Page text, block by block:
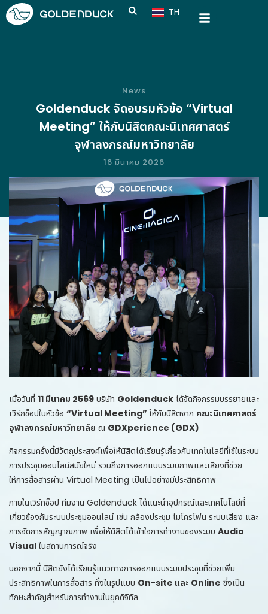
TH
CN
News
Goldenduck จัดอบรมหัวข้อ “Virtual
Meeting” ให้กับนิสิตคณะนิเทศศาสตร์
จุฬาลงกรณ์มหาวิทยาลัย
16 มีนาคม 2026
เมื่อวันที่ 11 มีนาคม 2569 บริษัท Goldenduck ได้จัดกิจกรรมบรรยายและ
เวิร์กช็อปในหัวข้อ “Virtual Meeting” ให้กับนิสิตจาก คณะนิเทศศาสตร์
จุฬาลงกรณ์มหาวิทยาลัย ณ GDXperience (GDX)
กิจกรรมครั้งนี้มีวัตถุประสงค์เพื่อให้นิสิตได้เรียนรู้เกี่ยวกับเทคโนโลยีที่ใช้ในระบบ
การประชุมออนไลน์สมัยใหม่ รวมถึงการออกแบบระบบภาพและเสียงที่ช่วย
ให้การสื่อสารผ่าน Virtual Meeting เป็นไปอย่างมีประสิทธิภาพ
ภายในเวิร์กช็อป ทีมงาน Goldenduck ได้แนะนำอุปกรณ์และเทคโนโลยีที่
เกี่ยวข้องกับระบบประชุมออนไลน์ เช่น กล้องประชุม ไมโครโฟน ระบบเสียง และ
การจัดการสัญญาณภาพ เพื่อให้นิสิตได้เข้าใจการทำงานของระบบ Audio
Visual ในสถานการณ์จริง
นอกจากนี้ นิสิตยังได้เรียนรู้แนวทางการออกแบบระบบประชุมที่ช่วยเพิ่ม
ประสิทธิภาพในการสื่อสาร ทั้งในรูปแบบ On-site และ Online ซึ่งเป็น
ทักษะสำคัญสำหรับการทำงานในยุคดิจิทัล